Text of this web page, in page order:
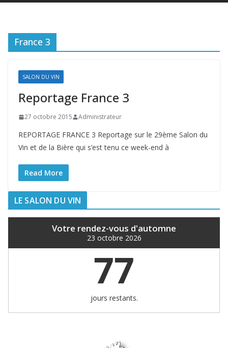
France 3
SALON DU VIN
Reportage France 3
27 octobre 2015 Administrateur
REPORTAGE FRANCE 3 Reportage sur le 29ème Salon du
Vin et de la Bière qui s’est tenu ce week-end à
Read More
LE SALON DU VIN
Votre rendez-vous d'automne
23 octobre 2026
77
jours restants.